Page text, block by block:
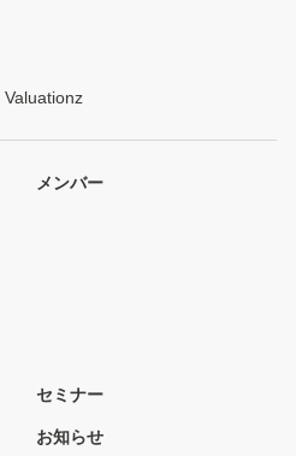
Valuationz
メンバー
セミナー
お知らせ